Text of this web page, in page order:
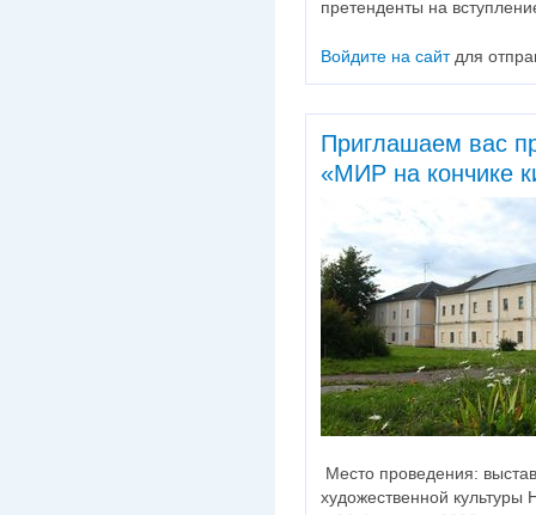
претенденты на
Войдите на сайтдля
Приглашаем вас
«МИР на кончике
Место проведения:
художественной культуры